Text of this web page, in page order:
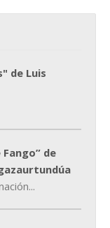
de Luis
de